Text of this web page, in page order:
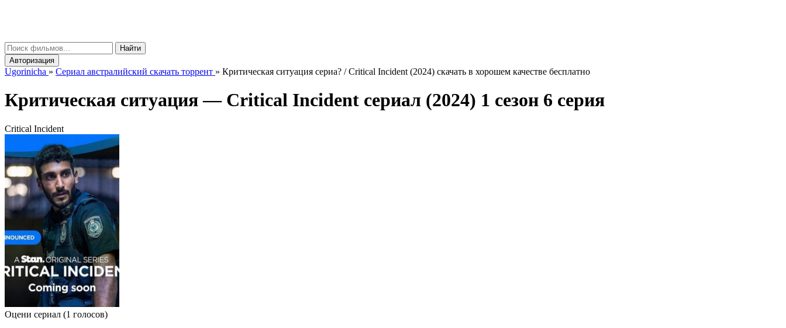
Найти
Авторизация
Ugorinicha » Сериал австралийский скачать торрент » Критическая ситуация сериа? / Critical Incident (2024) скачать в хорошем качестве бесплатно
Критическая ситуация — Critical Incident сериал (2024) 1 сезон 6 серия
Critical Incident
Оцени сериал (1 голосов)